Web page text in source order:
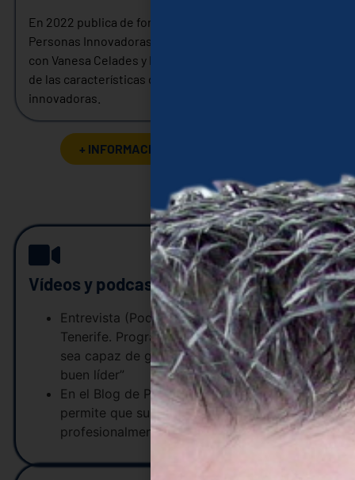
En 2022 publica de forma colaborativa el manual
Personas Innovadoras, Organizaciones Vivas. Escrito
con Vanesa Celades y Paco Corma, sobre el desarrollo
de las características de los equipos en empresas
innovadoras.
+ INFORMACIÓN SOBRE MIS LIBROS
Vídeos y podcasts
Entrevista (Podcast) en “Radio El Día”
Tenerife. Programa recreándonos “Quien
sea capaz de gestionar emociones será un
buen líder”
En el Blog de Prisma. “Si una empresa no
permite que sus empleados se desarrollen
profesionalmente, lo mejor es abandonar”